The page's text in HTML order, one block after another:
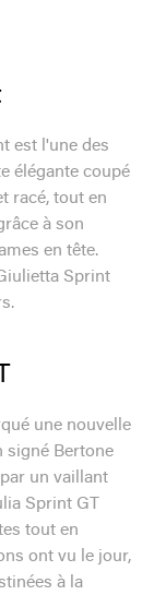
est l'une des
élégante coupé
racé, tout en
à son
en tête.
Sprint
une nouvelle
signé Bertone
un vaillant
Sprint GT
tout en
ont vu le jour,
à la